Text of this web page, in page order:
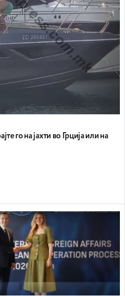
го на јахти во Грција или на